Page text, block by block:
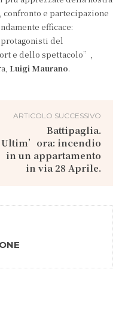
e partecipazione
efficace:
del
e dello spettacolo”,
Luigi Maurano.
ARTICOLO SUCCESSIVO
Battipaglia.
Ultim’ora: incendio
in un appartamento
in via 28 Aprile.